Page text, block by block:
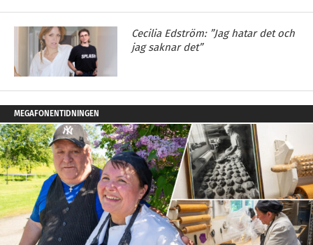
Cecilia Edström: ”Jag hatar det och
jag saknar det”
MEGAFONENTIDNINGEN